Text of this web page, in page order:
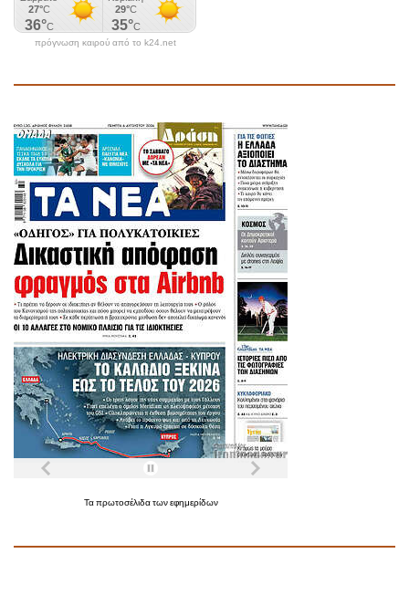
πρόγνωση καιρού από το k24.net
Ταπρωτοσέλιδατωνεφημερίδων